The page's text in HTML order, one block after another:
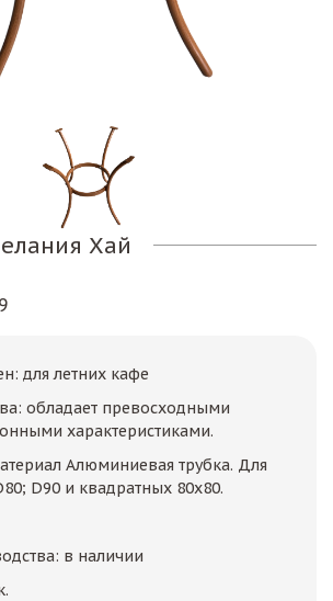
Хай
для летних кафе
обладает превосходными
характеристиками.
Алюминиевая трубка. Для
D90 и квадратных 80х80.
в наличии